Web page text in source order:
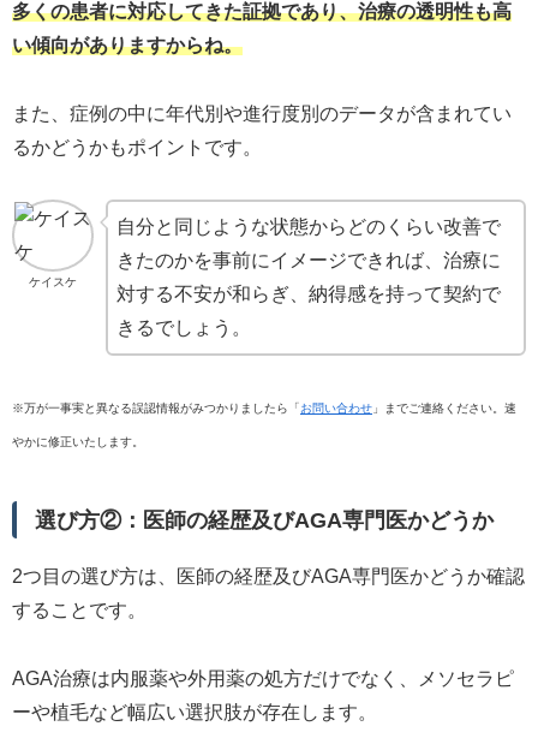
多くの患者に対応してきた証拠であり、治療の透明性も高
い傾向がありますからね。
また、症例の中に年代別や進行度別のデータが含まれてい
るかどうかもポイントです。
ケイスケ
自分と同じような状態からどのくらい改善で
きたのかを事前にイメージできれば、治療に
対する不安が和らぎ、納得感を持って契約で
きるでしょう。
※万が一事実と異なる誤認情報がみつかりましたら「 お問い合わせ 」までご連絡ください。速
やかに修正いたします。
選び方②：医師の経歴及びAGA専門医かどうか
2つ目の選び方は、医師の経歴及びAGA専門医かどうか確認
することです。
AGA治療は内服薬や外用薬の処方だけでなく、メソセラピ
ーや植毛など幅広い選択肢が存在します。